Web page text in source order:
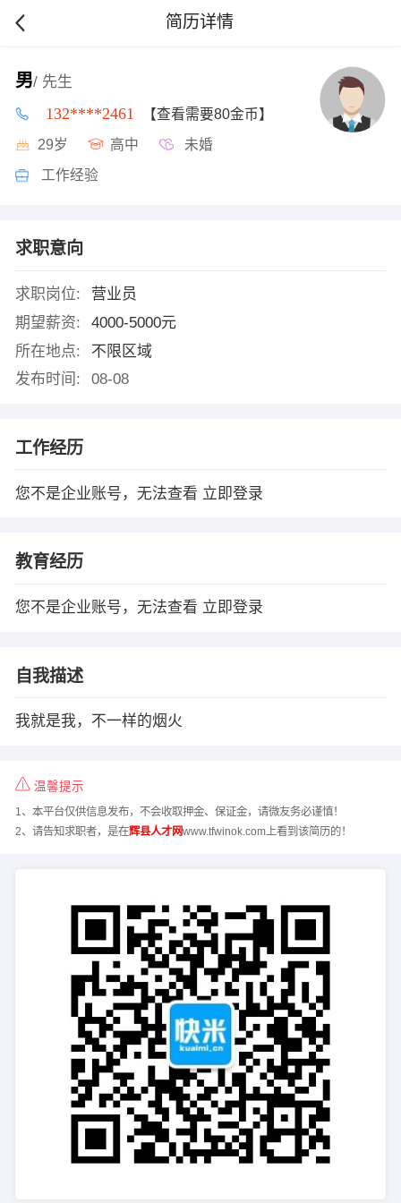
简历详情
男/ 先生
132****2461 【查看需要80金币】
29岁 高中 未婚
工作经验
求职意向
求职岗位:
营业员
期望薪资:
4000-5000元
所在地点:
不限区域
发布时间:
08-08
工作经历
您不是企业账号，无法查看 立即登录
教育经历
您不是企业账号，无法查看 立即登录
自我描述
我就是我，不一样的烟火
温馨提示
1、本平台仅供信息发布，不会收取押金、保证金，请微友务必谨慎！
2、请告知求职者，是在辉县人才网www.tfwinok.com上看到该简历的！